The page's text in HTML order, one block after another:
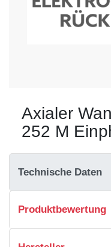
Axialer
252 M
Technische Daten
Produktbewertung